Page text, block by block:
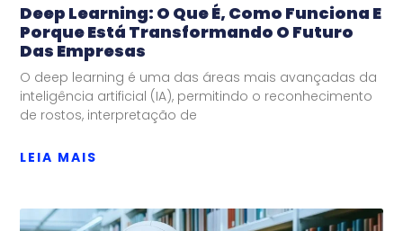
Deep Learning: O Que É, Como Funciona E
Porque Está Transformando O Futuro
Das Empresas
O deep learning é uma das áreas mais avançadas da
inteligência artificial (IA), permitindo o reconhecimento
de rostos, interpretação de
LEIA MAIS